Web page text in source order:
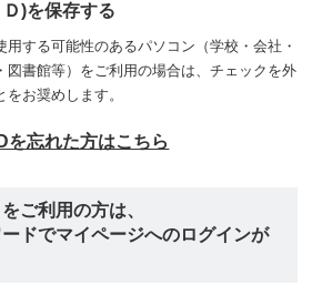
)を保存する
用する可能性のあるパソコン（学校・会社・
図書館等）をご利用の場合は、チェックを外
お奨めします。
を忘れた方はこちら
ご利用の方は、
ドでマイページへのログインが